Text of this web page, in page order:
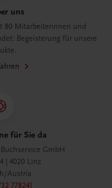
uns
80 Mitarbeiterinnen und
Begeisterung für unsere
für Sie da
GmbH
| 4020 Linz
Austria
778241